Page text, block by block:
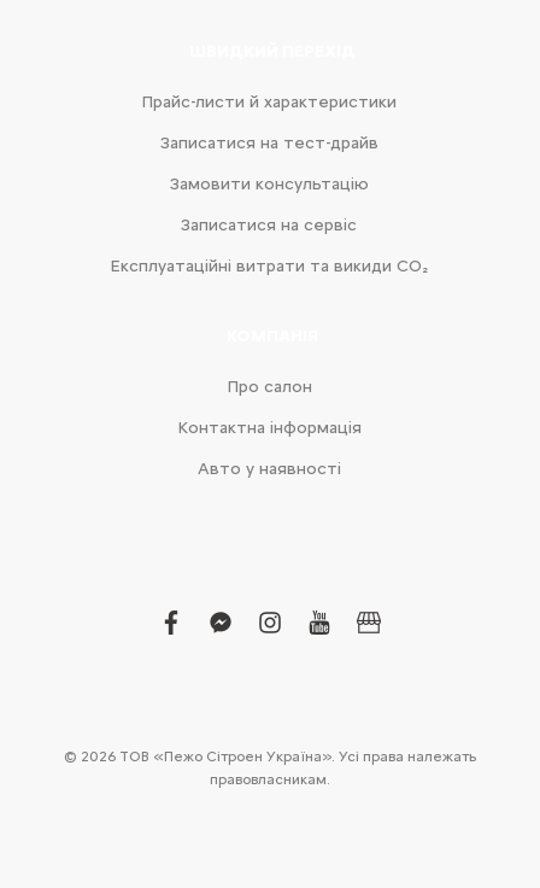
Прайс-листи й характеристики
Записатися на тест-драйв
Замовити консультацію
Записатися на сервіс
Експлуатаційні витрати та викиди CO₂
Про салон
Контактна інформація
Авто у наявності
facebook
facebook-
instagram
youtubebusiness
© 2026 ТОВ «Пежо Сітроен Україна». Усі права належать
правовласникам.